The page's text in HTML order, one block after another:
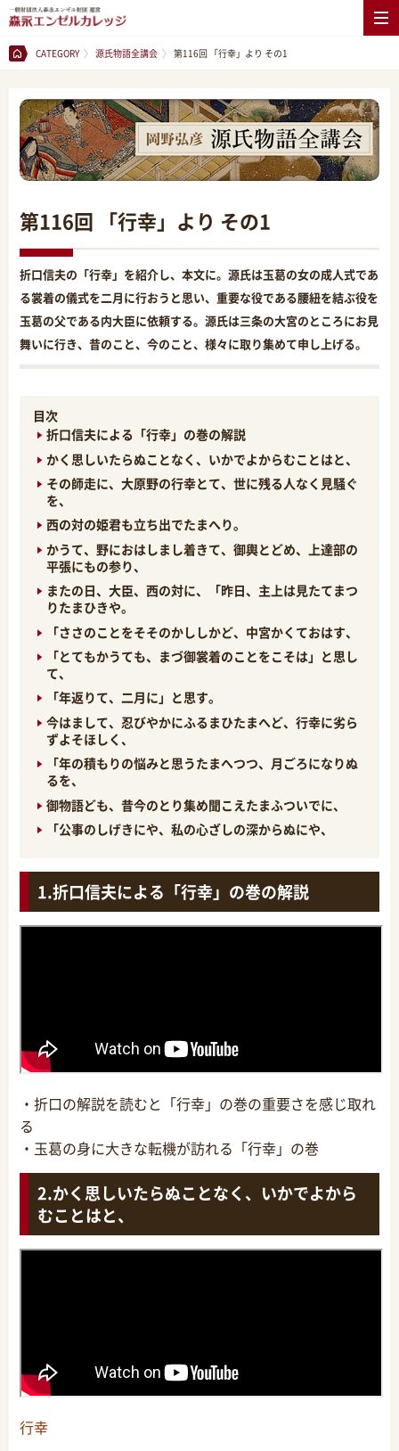
CATEGORY 源氏物語全講会 第116回 「行幸」より その1
第116回 「行幸」より その1
折口信夫の「行幸」を紹介し、本文に。源氏は玉葛の女の成人式であ
る裳着の儀式を二月に行おうと思い、重要な役である腰紐を結ぶ役を
玉葛の父である内大臣に依頼する。源氏は三条の大宮のところにお見
舞いに行き、昔のこと、今のこと、様々に取り集めて申し上げる。
目次
折口信夫による「行幸」の巻の解説
かく思しいたらぬことなく、いかでよからむことはと、
その師走に、大原野の行幸とて、世に残る人なく見騒ぐ
を、
西の対の姫君も立ち出でたまへり。
かうて、野におはしまし着きて、御輿とどめ、上達部の
平張にもの参り、
またの日、大臣、西の対に、「昨日、主上は見たてまつ
りたまひきや。
「ささのことをそそのかししかど、中宮かくておはす、
「とてもかうても、まづ御裳着のことをこそは」と思し
て、
「年返りて、二月に」と思す。
今はまして、忍びやかにふるまひたまへど、行幸に劣ら
ずよそほしく、
「年の積もりの悩みと思うたまへつつ、月ごろになりぬ
るを、
御物語ども、昔今のとり集め聞こえたまふついでに、
「公事のしげきにや、私の心ざしの深からぬにや、
折口信夫による「行幸」の巻の解説
・折口の解説を読むと「行幸」の巻の重要さを感じ取れ
る
・玉葛の身に大きな転機が訪れる「行幸」の巻
かく思しいたらぬことなく、いかでよから
むことはと、
行幸